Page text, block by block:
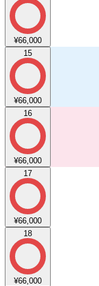
¥66,000
15
¥66,000
16
¥66,000
17
¥66,000
18
¥66,000